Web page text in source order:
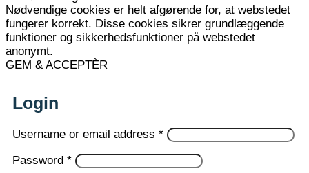
Nødvendige cookies er helt afgørende for, at webstedet
fungerer korrekt. Disse cookies sikrer grundlæggende
funktioner og sikkerhedsfunktioner på webstedet
anonymt.
GEM & ACCEPTÈR
Login
Username or email address *Required
Password *Required